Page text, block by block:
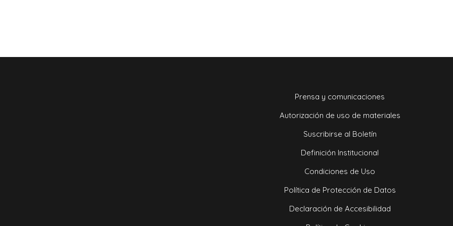
Prensa y comunicaciones
Autorización de uso de materiales
Suscribirse al Boletín
Definición Institucional
Condiciones de Uso
Política de Protección de Datos
Declaración de Accesibilidad